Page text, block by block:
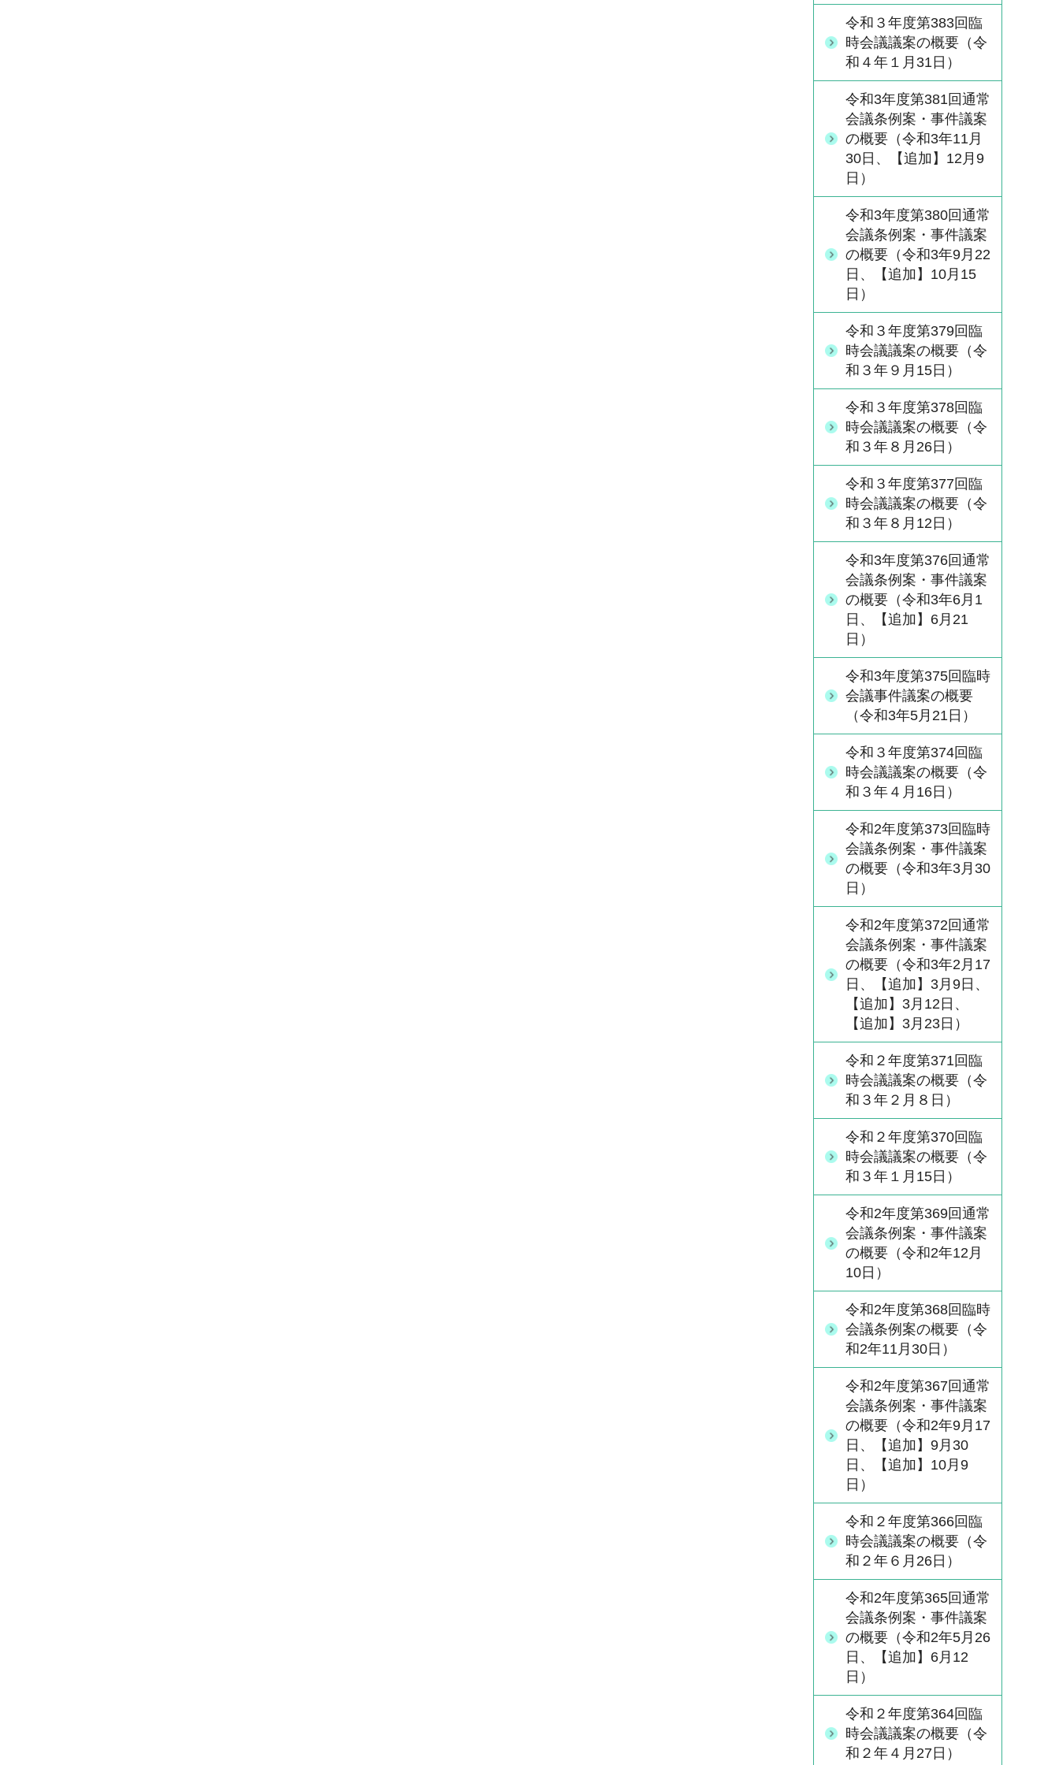
令和３年度第383回臨
時会議議案の概要（令
和４年１月31日）
令和3年度第381回通常
会議条例案・事件議案
の概要（令和3年11月
30日、【追加】12月9
日）
令和3年度第380回通常
会議条例案・事件議案
の概要（令和3年9月22
日、【追加】10月15
日）
令和３年度第379回臨
時会議議案の概要（令
和３年９月15日）
令和３年度第378回臨
時会議議案の概要（令
和３年８月26日）
令和３年度第377回臨
時会議議案の概要（令
和３年８月12日）
令和3年度第376回通常
会議条例案・事件議案
の概要（令和3年6月1
日、【追加】6月21
日）
令和3年度第375回臨時
会議事件議案の概要
（令和3年5月21日）
令和３年度第374回臨
時会議議案の概要（令
和３年４月16日）
令和2年度第373回臨時
会議条例案・事件議案
の概要（令和3年3月30
日）
令和2年度第372回通常
会議条例案・事件議案
の概要（令和3年2月17
日、【追加】3月9日、
【追加】3月12日、
【追加】3月23日）
令和２年度第371回臨
時会議議案の概要（令
和３年２月８日）
令和２年度第370回臨
時会議議案の概要（令
和３年１月15日）
令和2年度第369回通常
会議条例案・事件議案
の概要（令和2年12月
10日）
令和2年度第368回臨時
会議条例案の概要（令
和2年11月30日）
令和2年度第367回通常
会議条例案・事件議案
の概要（令和2年9月17
日、【追加】9月30
日、【追加】10月9
日）
令和２年度第366回臨
時会議議案の概要（令
和２年６月26日）
令和2年度第365回通常
会議条例案・事件議案
の概要（令和2年5月26
日、【追加】6月12
日）
令和２年度第364回臨
時会議議案の概要（令
和２年４月27日）